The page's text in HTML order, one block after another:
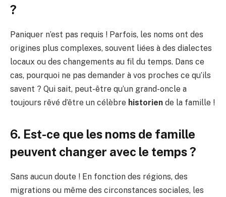
?
Paniquer n’est pas requis ! Parfois, les noms ont des
origines plus complexes, souvent liées à des dialectes
locaux ou des changements au fil du temps. Dans ce
cas, pourquoi ne pas demander à vos proches ce qu’ils
savent ? Qui sait, peut-être qu’un grand-oncle a
toujours rêvé d’être un célèbre historien de la famille !
6. Est-ce que les noms de famille
peuvent changer avec le temps ?
Sans aucun doute ! En fonction des régions, des
migrations ou même des circonstances sociales, les